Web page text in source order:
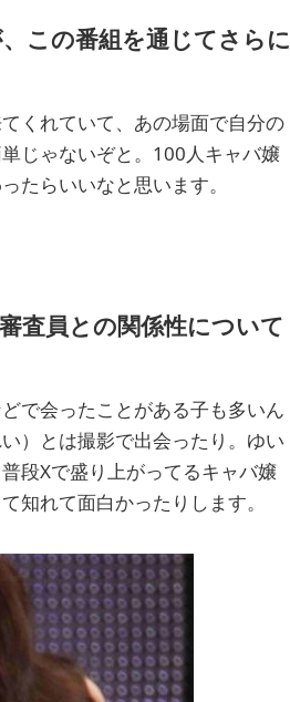
この番組を通じてさらに
くれていて、あの場面で自分の
じゃないぞと。100人キャバ嬢
たらいいなと思います。
査員との関係性について
で会ったことがある子も多いん
）とは撮影で出会ったり。ゆい
段Xで盛り上がってるキャバ嬢
知れて面白かったりします。